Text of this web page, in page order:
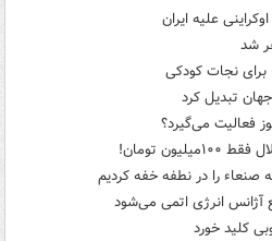
علیه ایران
شد
برای نجات کودکی
تبدیل کرد
فعالیت می‌گیرد؟
تومان!
را در نطفه خفه کردیم
آژانس انرژی اتمی می‌شود
کلید خورد